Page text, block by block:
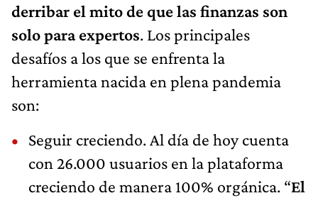
derribar el mito de que las finanzas son
solo para expertos. Los principales
desafíos a los que se enfrenta la
herramienta nacida en plena pandemia
son:
Seguir creciendo. Al día de hoy cuenta
con 26.000 usuarios en la plataforma
creciendo de manera 100% orgánica. “El